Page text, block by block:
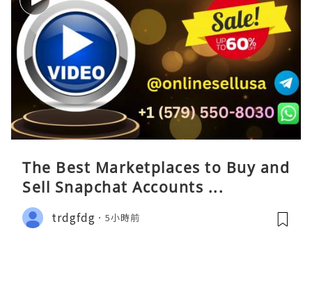
The Best Marketplaces to Buy and
Sell Snapchat Accounts ...
trdgfdg 5小時前